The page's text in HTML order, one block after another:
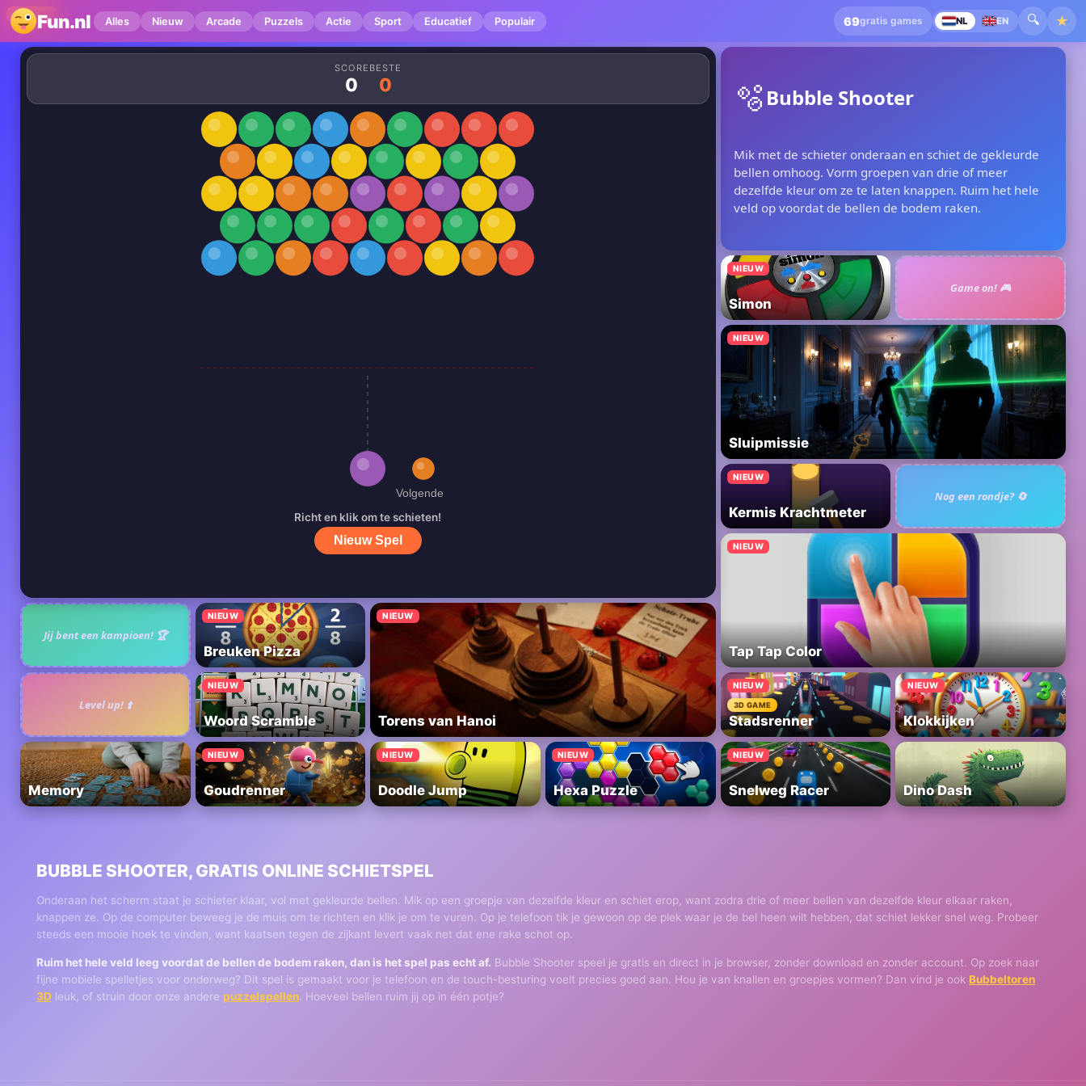
Fun.nl Alles Nieuw Arcade Puzzels Actie Sport Educatief Populair 69gratis games NL EN 🔍 ★
SCORE
0
BESTE
0
Richt en klik om te schieten!
Nieuw Spel
🫧 Bubble Shooter
Mik met de schieter onderaan en schiet de gekleurde
bellen omhoog. Vorm groepen van drie of meer
dezelfde kleur om ze te laten knappen. Ruim het hele
veld op voordat de bellen de bodem raken.
NIEUW
Simon
Game on! 🎮
NIEUW
Sluipmissie
NIEUW
Kermis Krachtmeter
Nog een rondje? 🔄
NIEUW
Tap Tap Color
Jij bent een kampioen! 🏆
NIEUW
Breuken Pizza
NIEUW
Torens van Hanoi
Level up! ⬆️
NIEUW
Woord Scramble
NIEUW
Stadsrenner
3D GAME
NIEUW
Klokkijken
Memory
NIEUW
Goudrenner
NIEUW
Doodle Jump
NIEUW
Hexa Puzzle
NIEUW
Snelweg Racer Dino Dash
BUBBLE SHOOTER, GRATIS ONLINE SCHIETSPEL
Onderaan het scherm staat je schieter klaar, vol met gekleurde bellen. Mik op een groepje van dezelfde kleur en schiet erop, want zodra drie of meer bellen van dezelfde kleur elkaar raken,
knappen ze. Op de computer beweeg je de muis om te richten en klik je om te vuren. Op je telefoon tik je gewoon op de plek waar je de bel heen wilt hebben, dat schiet lekker snel weg. Probeer
steeds een mooie hoek te vinden, want kaatsen tegen de zijkant levert vaak net dat ene rake schot op.
Ruim het hele veld leeg voordat de bellen de bodem raken, dan is het spel pas echt af. Bubble Shooter speel je gratis en direct in je browser, zonder download en zonder account. Op zoek naar
fijne mobiele spelletjes voor onderweg? Dit spel is gemaakt voor je telefoon en de touch-besturing voelt precies goed aan. Hou je van knallen en groepjes vormen? Dan vind je ook Bubbeltoren
3D
3D GAME
leuk, of struin door onze andere puzzelspellen . Hoeveel bellen ruim jij op in één potje?